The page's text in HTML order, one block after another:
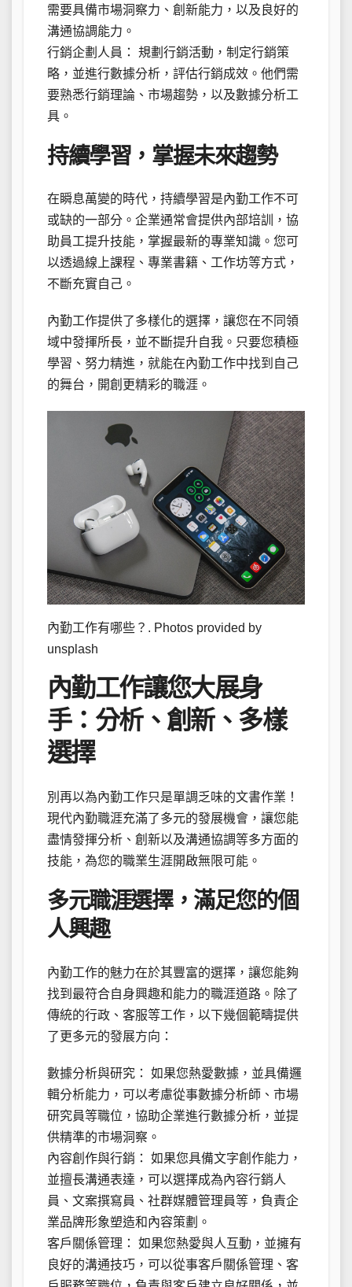
需要具備市場洞察力、創新能力，以及良好的
溝通協調能力。
行銷企劃人員： 規劃行銷活動，制定行銷策
略，並進行數據分析，評估行銷成效。他們需
要熟悉行銷理論、市場趨勢，以及數據分析工
具。
持續學習，掌握未來趨勢
在瞬息萬變的時代，持續學習是內勤工作不可
或缺的一部分。企業通常會提供內部培訓，協
助員工提升技能，掌握最新的專業知識。您可
以透過線上課程、專業書籍、工作坊等方式，
不斷充實自己。
內勤工作提供了多樣化的選擇，讓您在不同領
域中發揮所長，並不斷提升自我。只要您積極
學習、努力精進，就能在內勤工作中找到自己
的舞台，開創更精彩的職涯。
內勤工作有哪些？. Photos provided by
unsplash
內勤工作讓您大展身
手：分析、創新、多樣
選擇
別再以為內勤工作只是單調乏味的文書作業！
現代內勤職涯充滿了多元的發展機會，讓您能
盡情發揮分析、創新以及溝通協調等多方面的
技能，為您的職業生涯開啟無限可能。
多元職涯選擇，滿足您的個
人興趣
內勤工作的魅力在於其豐富的選擇，讓您能夠
找到最符合自身興趣和能力的職涯道路。除了
傳統的行政、客服等工作，以下幾個範疇提供
了更多元的發展方向：
數據分析與研究： 如果您熱愛數據，並具備邏
輯分析能力，可以考慮從事數據分析師、市場
研究員等職位，協助企業進行數據分析，並提
供精準的市場洞察。
內容創作與行銷： 如果您具備文字創作能力，
並擅長溝通表達，可以選擇成為內容行銷人
員、文案撰寫員、社群媒體管理員等，負責企
業品牌形象塑造和內容策劃。
客戶關係管理： 如果您熱愛與人互動，並擁有
良好的溝通技巧，可以從事客戶關係管理、客